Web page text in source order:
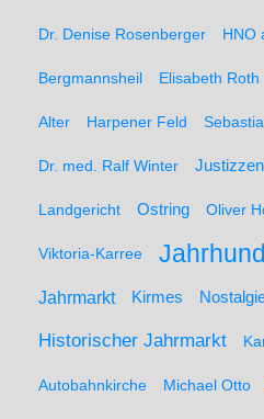
Dr. Denise Rosenberger HNO
Bergmannsheil Elisabeth Roth
Alter Harpener Feld
Dr. med. Ralf Winter
Landgericht Ostring Oliver
Viktoria-Karree
Jahrmarkt Kirmes
Historischer Jahrmarkt
Autobahnkirche Michael Otto